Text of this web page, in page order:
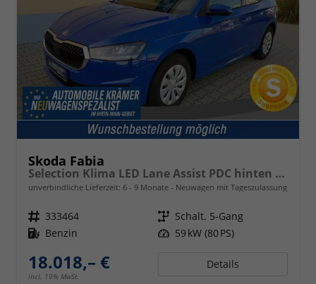
Skoda Fabia
Selection Klima LED Lane Assist PDC hinten Sitzheizung vorn 15 Zoll Bluetooth
unverbindliche Lieferzeit: 6 - 9 Monate Neuwagen mit Tageszulassung
Fahrzeugnr. 333464 Getriebe Schalt. 5-Gang
Kraftstoff Benzin Leistung 59 kW (80 PS)
18.018,– €
incl. 19% MwSt.
Details